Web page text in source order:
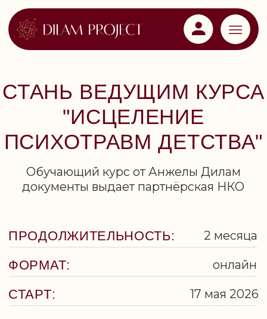
Обучающий курс от Анжелы Дилам
документы выдает партнёрская НКО
ФОРМАТ: онлайн
ПРОДОЛЖИТЕЛЬНОСТЬ: 2 месяца
"ИСЦЕЛЕНИЕ
ПСИХОТРАВМ ДЕТСТВА"